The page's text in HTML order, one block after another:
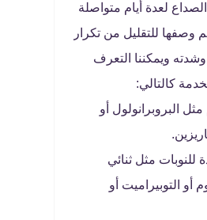
لعدة أيام متواصلة
وصفها للتقليل من تكرار
ويمكننا التعرف
كالتالي:
البروبرانولول أو
للنوبات مثل ثنائي
أو التوبيراميت أو